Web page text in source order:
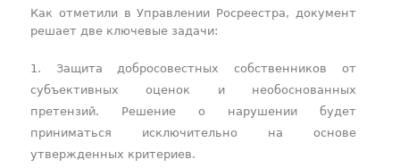
Как отметили в Управлении Росреестра, документ
решает две ключевые задачи:
Защита добросовестных собственников от
субъективных оценок и необоснованных
претензий. Решение о нарушении будет
приниматься исключительно на основе
утвержденных критериев.